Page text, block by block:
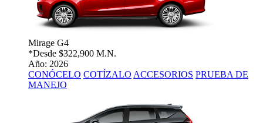
Mirage G4
*Desde $322,900 M.N.
Año: 2026
CONÓCELO COTÍZALO ACCESORIOS PRUEBA DE
MANEJO